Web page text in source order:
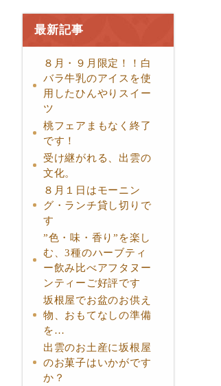
最新記事
８月・９月限定！！白
バラ牛乳のアイスを使
用したひんやりスイー
ツ
桃フェアまもなく終了
です！
受け継がれる、出雲の
文化。
８月１日はモーニン
グ・ランチ貸し切りで
す
”色・味・香り”を楽し
む、3種のハーブティ
ー飲み比べアフタヌー
ンティーご好評です
坂根屋でお盆のお供え
物、おもてなしの準備
を…
出雲のお土産に坂根屋
のお菓子はいかがです
か？